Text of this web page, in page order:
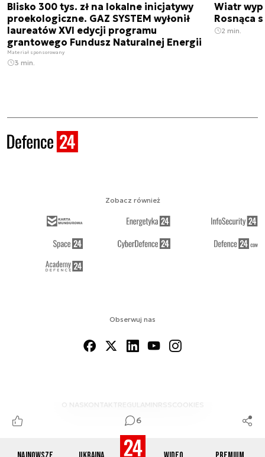
6
Blisko 300 tys. zł na lokalne inicjatywy
proekologiczne. GAZ SYSTEM wyłonił
laureatów XVI edycji programu
grantowego Fundusz Naturalnej Energii
Materiał sponsorowany
3 min.
Wiatr
Rosnąca
2 min.
Obserwuj nas
O NAS KONTAKTREGULAMINRSS COOKIES
Zobacz również